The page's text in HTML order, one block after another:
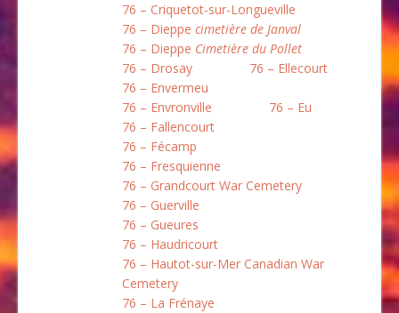
76 – Criquetot-sur-Longueville
76 – Dieppe cimetière de Janval
76 – Dieppe Cimetière du Pollet
76 – Drosay
76 – Ellecourt
76 – Envermeu
76 – Envronville
76 – Eu
76 – Fallencourt
76 – Fécamp
76 – Fresquienne
76 – Grandcourt War Cemetery
76 – Guerville
76 – Gueures
76 – Haudricourt
76 – Hautot-sur-Mer Canadian War
Cemetery
76 – La Frénaye